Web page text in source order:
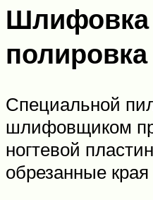
Шлифовка
полировка
Специальной
шлифовщиком
ногтевой
обрезанные